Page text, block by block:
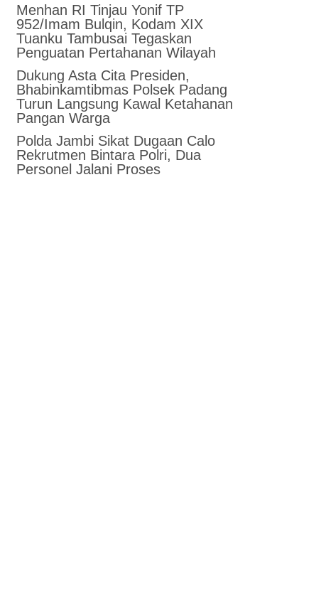
Menhan RI Tinjau Yonif TP
952/Imam Bulqin, Kodam XIX
Tuanku Tambusai Tegaskan
Penguatan Pertahanan Wilayah
Dukung Asta Cita Presiden,
Bhabinkamtibmas Polsek Padang
Turun Langsung Kawal Ketahanan
Pangan Warga
Polda Jambi Sikat Dugaan Calo
Rekrutmen Bintara Polri, Dua
Personel Jalani Proses